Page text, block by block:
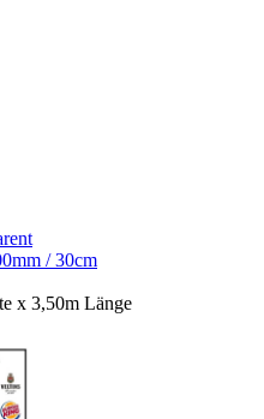
/ 30cm
x 3,50m Länge